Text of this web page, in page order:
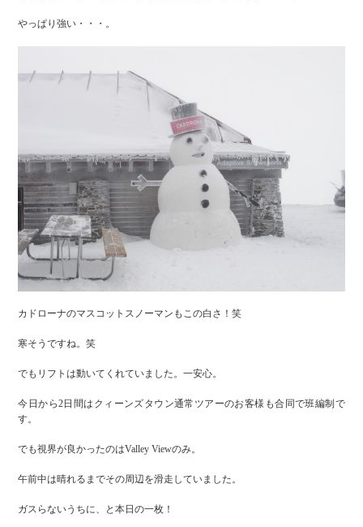
やっぱり強い・・・。
カドローナのマスコットスノーマンもこの白さ！笑
寒そうですね。笑
でもリフトは動いてくれていました。一安心。
今日から2日間はクィーンズタウン通常ツアーのお客様も合同で班編制で
す。
でも視界が良かったのはValley Viewのみ。
午前中は晴れるまでその周辺を滑走していました。
ガスらないうちに、と本日の一枚！